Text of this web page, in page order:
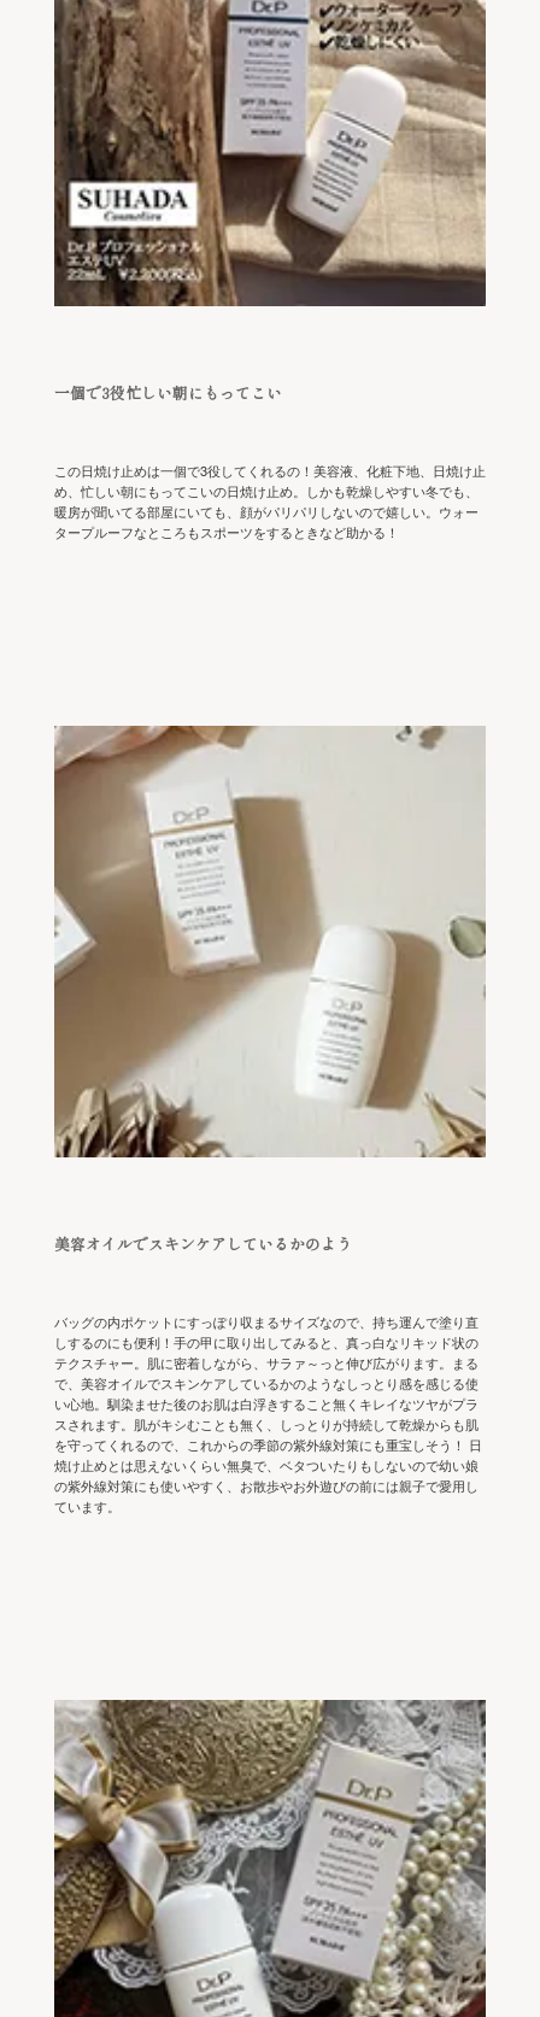
一個で3役忙しい朝にもってこい
この日焼け止めは一個で3役してくれるの！美容液、化粧下地、日焼け止
め、忙しい朝にもってこいの日焼け止め。しかも乾燥しやすい冬でも、
暖房が聞いてる部屋にいても、顔がパリパリしないので嬉しい。ウォー
タープルーフなところもスポーツをするときなど助かる！
美容オイルでスキンケアしているかのよう
バッグの内ポケットにすっぽり収まるサイズなので、持ち運んで塗り直
しするのにも便利！手の甲に取り出してみると、真っ白なリキッド状の
テクスチャー。肌に密着しながら、サラァ～っと伸び広がります。まる
で、美容オイルでスキンケアしているかのようなしっとり感を感じる使
い心地。馴染ませた後のお肌は白浮きすること無くキレイなツヤがプラ
スされます。肌がキシむことも無く、しっとりが持続して乾燥からも肌
を守ってくれるので、これからの季節の紫外線対策にも重宝しそう！ 日
焼け止めとは思えないくらい無臭で、ベタついたりもしないので幼い娘
の紫外線対策にも使いやすく、お散歩やお外遊びの前には親子で愛用し
ています。